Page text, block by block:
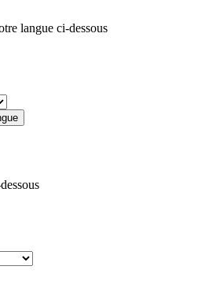
langue ci-dessous